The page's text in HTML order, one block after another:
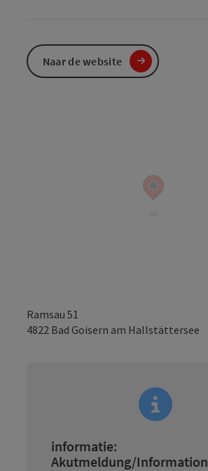
Ramsau 51
4822 Bad Goisern am Hallstättersee
informatie:
Akutmeldung/Information
Naar de website